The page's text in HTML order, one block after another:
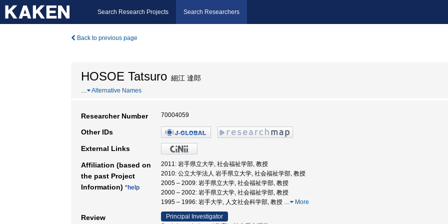
Search Research Projects Search Researchers
Back to previous page
HOSOE Tatsuro 細江 達郎
… Alternative Names
Researcher Number 70004059
Other IDs
External Links
Affiliation (based on
the past Project
Information) *help
2011: 岩手県立大学, 社会福祉学部, 教授
2010: 公立大学法人 岩手県立大学, 社会福祉学部, 教授
2005 – 2009: 岩手県立大学, 社会福祉学部, 教授
2000 – 2002: 岩手県立大学, 社会福祉学部, 教授
1995 – 1996: 岩手大学, 人文社会科学部, 教授 … More
Review
Principal Investigator